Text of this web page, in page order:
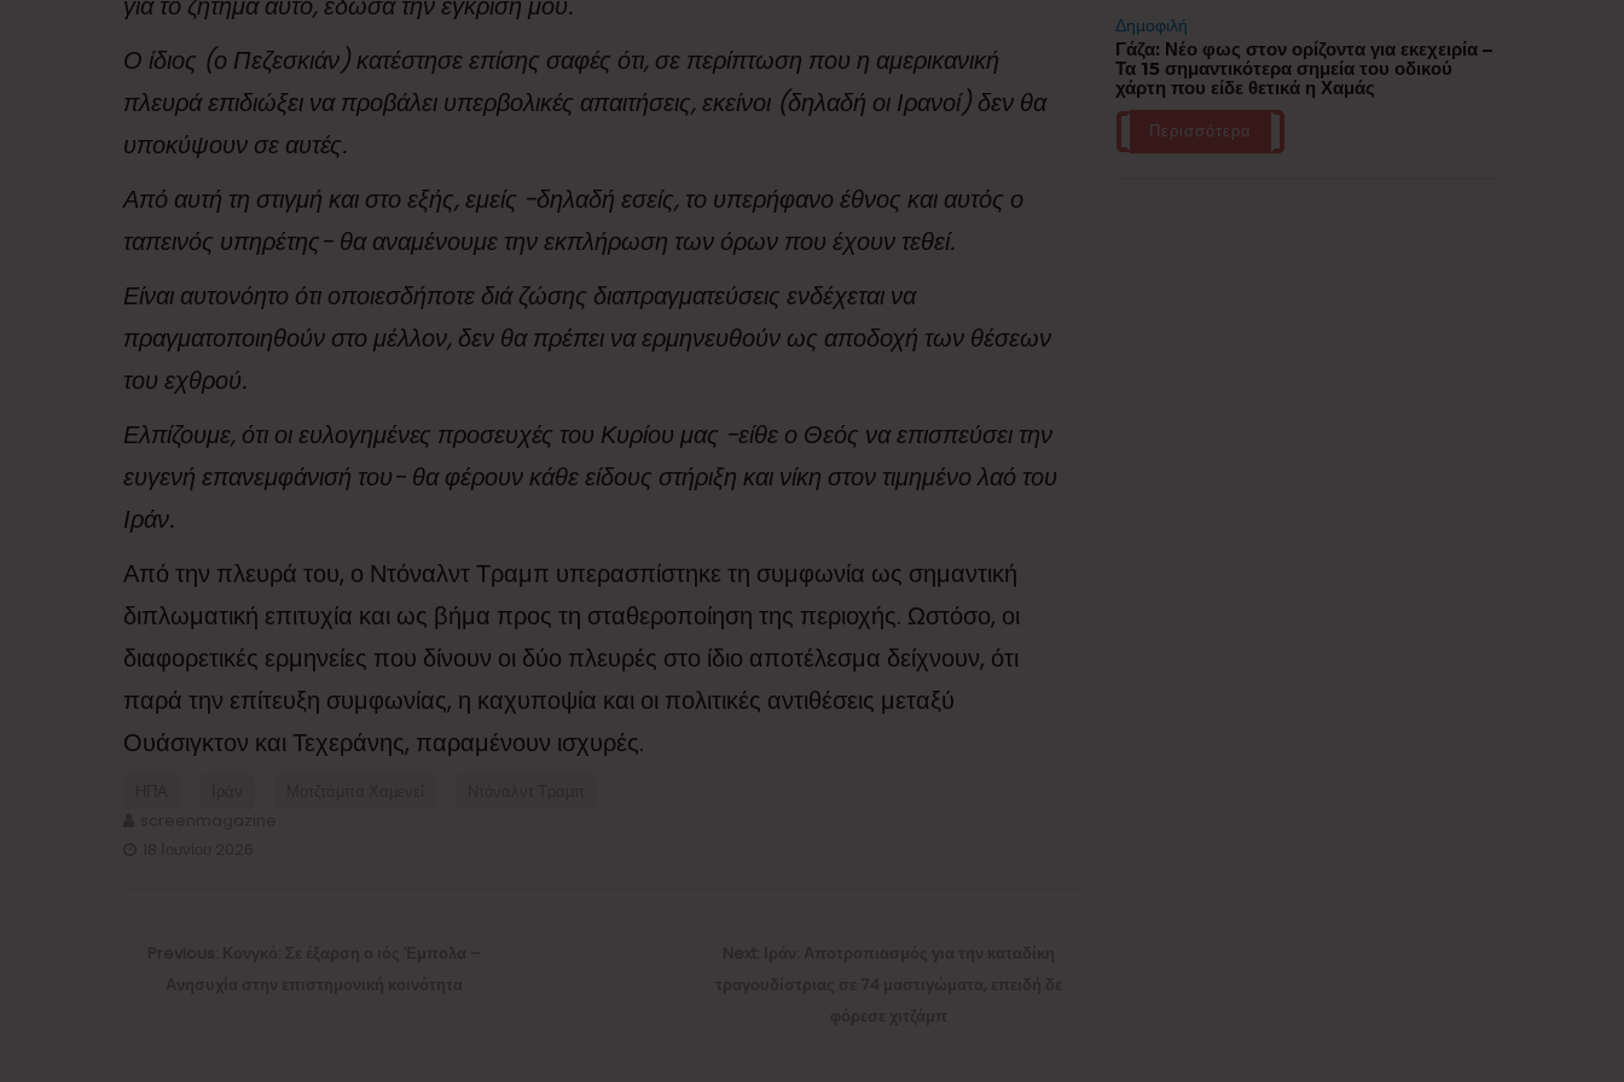
Ο ίδιος (ο Πεζεσκιάν) κατέστησε επίσης σαφές ότι, σε περίπτωση που η αμερικανική
πλευρά επιδιώξει να προβάλει υπερβολικές απαιτήσεις, εκείνοι (δηλαδή οι Ιρανοί) δεν θα
υποκύψουν σε αυτές.
Από αυτή τη στιγμή και στο εξής, εμείς -δηλαδή εσείς, το υπερήφανο έθνος και αυτός ο
ταπεινός υπηρέτης- θα αναμένουμε την εκπλήρωση των όρων που έχουν τεθεί.
Είναι αυτονόητο ότι οποιεσδήποτε διά ζώσης διαπραγματεύσεις ενδέχεται να
πραγματοποιηθούν στο μέλλον, δεν θα πρέπει να ερμηνευθούν ως αποδοχή των θέσεων
του εχθρού.
Ελπίζουμε, ότι οι ευλογημένες προσευχές του Κυρίου μας -είθε ο Θεός να επισπεύσει την
ευγενή επανεμφάνισή του- θα φέρουν κάθε είδους στήριξη και νίκη στον τιμημένο λαό του
Ιράν.
Από την πλευρά του, ο Ντόναλντ Τραμπ υπερασπίστηκε τη συμφωνία ως σημαντική
διπλωματική επιτυχία και ως βήμα προς τη σταθεροποίηση της περιοχής. Ωστόσο, οι
διαφορετικές ερμηνείες που δίνουν οι δύο πλευρές στο ίδιο αποτέλεσμα δείχνουν, ότι
παρά την επίτευξη συμφωνίας, η καχυποψία και οι πολιτικές αντιθέσεις μεταξύ
Ουάσιγκτον και Τεχεράνης, παραμένουν ισχυρές.
Δημοφιλή
Γάζα: Νέο φως στον ορίζοντα για εκεχειρία –
Τα 15 σημαντικότερα σημεία του οδικού
χάρτη που είδε θετικά η Χαμάς
Περισσότερα